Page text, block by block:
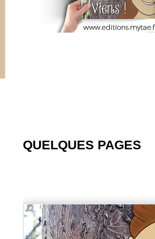
QUELQUES PAGES